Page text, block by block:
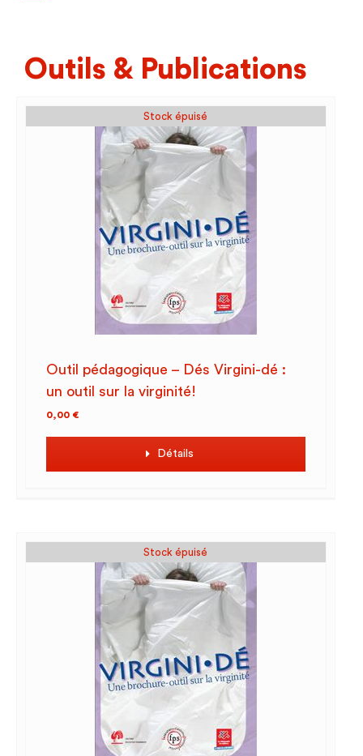
Outils & Publications
Stock épuisé
Outil pédagogique – Dés Virgini-dé :
un outil sur la virginité!
0,00 €
Détails
Stock épuisé